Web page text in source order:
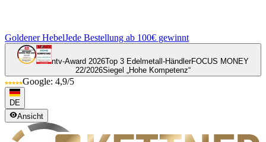
Goldener HebelJede Bestellung ab 100€ gewinnt
ntv-Award 2026Top 3 Edelmetall-HändlerFOCUS MONEY
22/2026Siegel „Hohe Kompetenz“
Google: 4,9/5
DE
Ansicht